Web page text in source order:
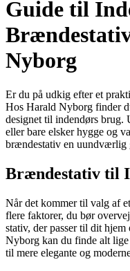
Guide til
Nyborg
Er du på udkig efter et
Hos Harald Nyborg finder
designet til indendørs brug.
eller bare elsker hygge og
brændestativ en uundværlig
Brændestativ til
Når det kommer til valg af
flere faktorer, du bør
stativ, der passer til dit
Nyborg kan du finde alt
til mere elegante og